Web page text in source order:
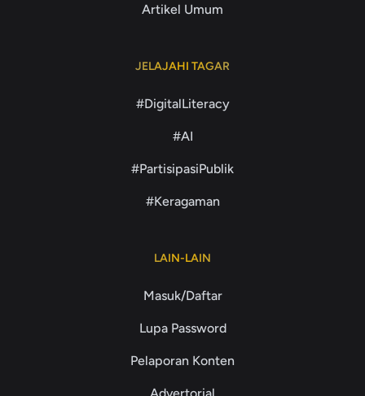
Artikel Umum
JELAJAHI TAGAR
#DigitalLiteracy
#AI
#PartisipasiPublik
#Keragaman
LAIN-LAIN
Masuk/Daftar
Lupa Password
Pelaporan Konten